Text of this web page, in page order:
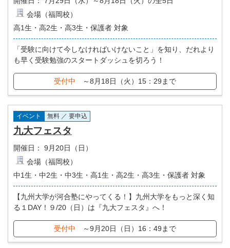
会場（福岡校）
高1生・高2生・高3生・保護者 対象
「受験に向けて今しなければいけないこと」を知り、だれより
も早く受験勉強のスタートダッシュを切ろう！
受付中 ～8月18日（火）15：29まで
イベント 無料 ／ 要申込
九大フェスタ
開催日：
9月20日（日）
会場（福岡校）
中1生・中2生・中3生・高1生・高2生・高3生・保護者 対象
【九州大学が河合塾にやってくる！】九州大学をもっと深く知
る１DAY！９/20（日）は『九大フェスタ』へ！
受付中 ～9月20日（日）16：49まで